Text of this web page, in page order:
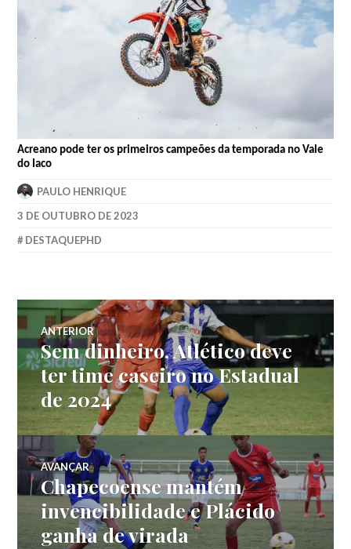
Acreano pode ter os primeiros campeões da temporada no Vale
do Iaco
PAULO HENRIQUE
3 DE OUTUBRO DE 2023
DESTAQUEPHD
ANTERIOR
Sem dinheiro, Atlético deve
ter time caseiro no Estadual
de 2024
AVANÇAR
Chapecoense mantém
invencibilidade e Plácido
ganha de virada